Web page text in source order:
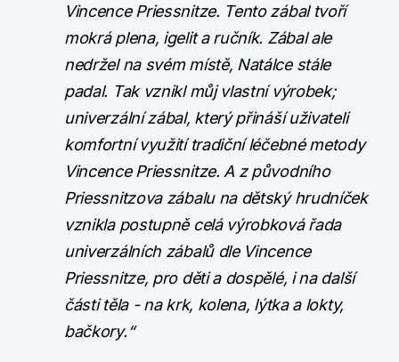
Vincence Priessnitze. Tento zábal tvoří
mokrá plena, igelit a ručník. Zábal ale
nedržel na svém místě, Natálce stále
padal. Tak vznikl můj vlastní výrobek;
univerzální zábal, který přináší uživateli
komfortní využití tradiční léčebné metody
Vincence Priessnitze. A z původního
Priessnitzova zábalu na dětský hrudníček
vznikla postupně celá výrobková řada
univerzálních zábalů dle Vincence
Priessnitze, pro děti a dospělé, i na další
části těla - na krk, kolena, lýtka a lokty,
bačkory.“